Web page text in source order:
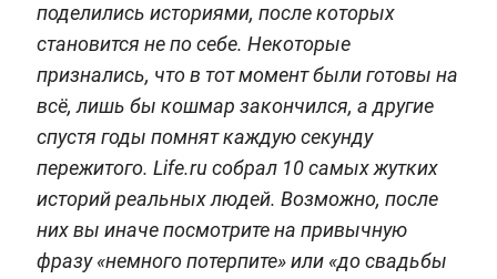
поделились историями, после которых
становится не по себе. Некоторые
признались, что в тот момент были готовы на
всё, лишь бы кошмар закончился, а другие
спустя годы помнят каждую секунду
пережитого. Life.ru собрал 10 самых жутких
историй реальных людей. Возможно, после
них вы иначе посмотрите на привычную
фразу «немного потерпите» или «до свадьбы